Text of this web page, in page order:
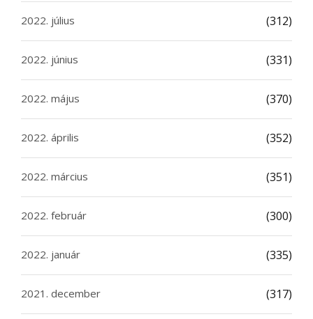
2022. július (312)
2022. június (331)
2022. május (370)
2022. április (352)
2022. március (351)
2022. február (300)
2022. január (335)
2021. december (317)